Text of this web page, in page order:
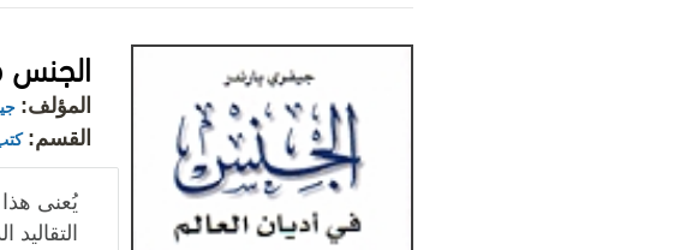
الجنس
المؤلف:
القسم:
يُعنى هذا